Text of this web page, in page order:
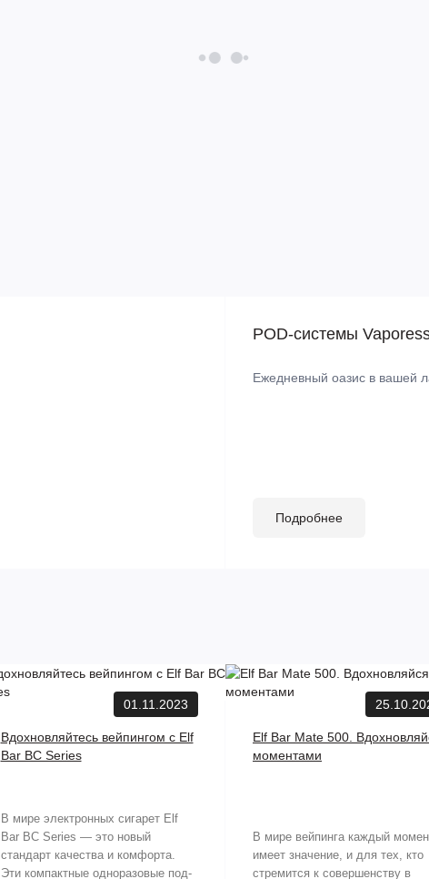
POD-системы
Ежедневный оазис в вашей
Подробнее
01.11.2023
Вдохновляйтесь вейпингом с Elf
Bar BC Series
В мире электронных сигарет Elf
Bar BC Series — это новый
стандарт качества и комфорта.
Эти компактные одноразовые под-
Elf Bar Mate 500.
моментами
В мире вейпинга каждый
имеет значение, и для тех, кто
стремится к совершенству в